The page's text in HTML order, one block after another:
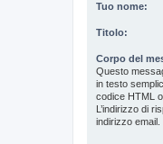
Tuo nome:
Titolo:
Corpo del
Questo
in testo
codice HTML
L’indirizzo di
indirizzo email.